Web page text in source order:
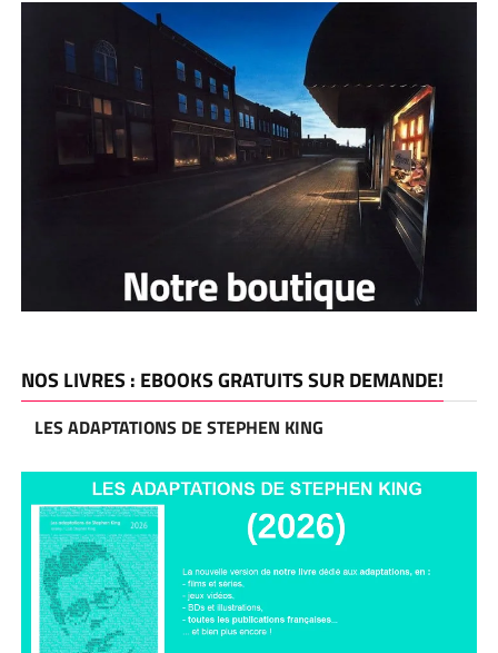
NOS LIVRES : EBOOKS GRATUITS SUR DEMANDE!
LES ADAPTATIONS DE STEPHEN KING